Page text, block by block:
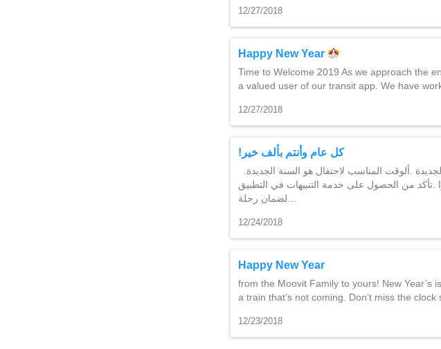
12/27/2018
Happy New Year
Time to Welcome 2019 As we approach the
a valued user of our transit app. We have
12/27/2018
!كل عام وأنتم بألف خير
.تأكد من الحصول على خدمة التنبيهات في التطبيق
12/24/2018
Happy New Year
from the Moovit Family to yours! New Year’s
a train that’s not coming. Don’t miss the
12/23/2018